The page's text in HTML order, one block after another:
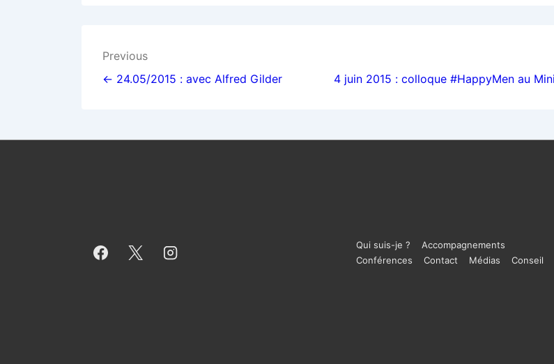
Navigation
de
Previous
← 24.05/2015 : avec Alfred Gilder
4 juin 2015 : colloque #HappyMen au
Menu
Qui suis-je ?
Accompagnements
Conférences
Contact Médias Conseil